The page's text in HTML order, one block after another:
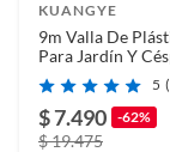
KUANGYE
9m Valla De
Para Jardín Y
Para Paisajism
5
$ 7.490 -62%
$ 19.475